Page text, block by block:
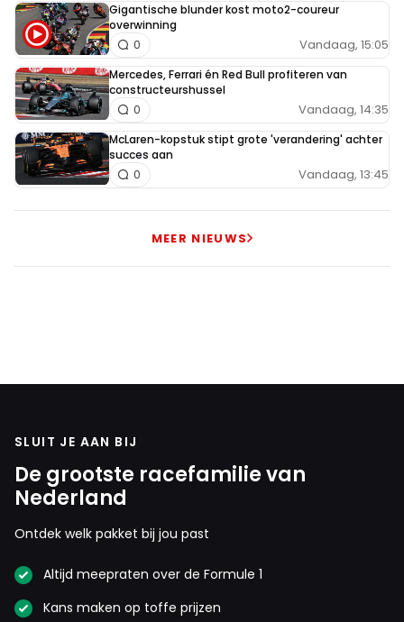
Gigantische blunder kost moto2-coureur
overwinning
Vandaag, 15:05
0
Mercedes, Ferrari én Red Bull profiteren van
constructeurshussel
Vandaag, 14:35
0
McLaren-kopstuk stipt grote 'verandering' achter
succes aan
Vandaag, 13:45
0
MEER NIEUWS
SLUIT JE AAN BIJ
De grootste racefamilie van
Nederland
Ontdek welk pakket bij jou past
Altijd meepraten over de Formule 1
Kans maken op toffe prijzen